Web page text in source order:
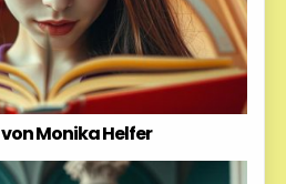
Monika Helfer